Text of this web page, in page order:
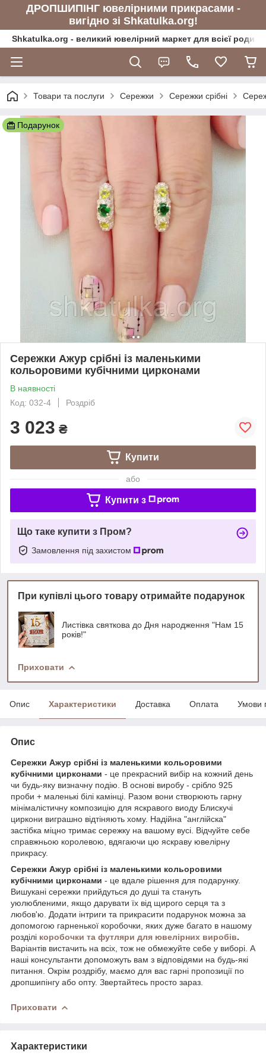
ДРОПШИПІНГ ювелірними прикрасами -
вигідно зі Shkatulka.org!
Shkatulka.org - великий ювелірний маркет для всієї
Товари та послуги Сережки Сережки срібні
Подарунок
Сережки Ажур срібні із маленькими
кольоровими кубічними цирконами
В наявності
Код: 032-4
Роздріб
3 023 ₴
Купити
або
Купити з
Що таке купити з Пром?
Замовлення під захистом
При купівлі цього товару отримайте подарунок
Листівка святкова до Дня народження "Нам 15
років!"
Приховати
Опис Характеристики Доставка Оплата Умови
Опис
Сережки Ажур срібні із маленькими кольоровими
кубічними цирконами - це прекрасний вибір на кожний день
чи будь-яку визначну подію. В основі виробу - срібло 925
проби + маленькі білі камінці. Разом вони створюють гарну
мінімалістичну композицію для яскравого виоду Блискучі
циркони виграшно відтіняють хому. Надійна "англійска"
застібка міцно тримає сережку на вашому вусі. Відчуйте себе
справжньою королевою, вдягаючи цю яскраву ювелірну
прикрасу.
Сережки Ажур срібні із маленькими кольоровими
кубічними цирконами - це вдале рішення для подарунку.
Вишукані сережки прийдуться до душі та стануть
уюлюбленими, якщо дарувати їх від щирого серця та з
любов'ю. Додати інтриги та прикрасити подарунок можна за
допомогою гарненької коробочки, яких дуже багато в нашому
розділі коробочки та футляри для ювелірних виробів.
Варіантів вистачить на всіх, тож не обмежуйте себе у виборі. А
наші консультанти допоможуть вам з відповідями на будь-які
питання. Окрім роздрібу, маємо для вас гарні пропозиції по
дропшипінгу або опту. Звертайтесь просто зараз.
Приховати
Характеристики